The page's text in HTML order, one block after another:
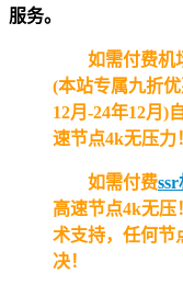
服务。
如需付费机
(本站专属九折优
12月-24年12月)
速节点4k无压力
如需付费
高速节点4k无压
术支持，任何节
决！